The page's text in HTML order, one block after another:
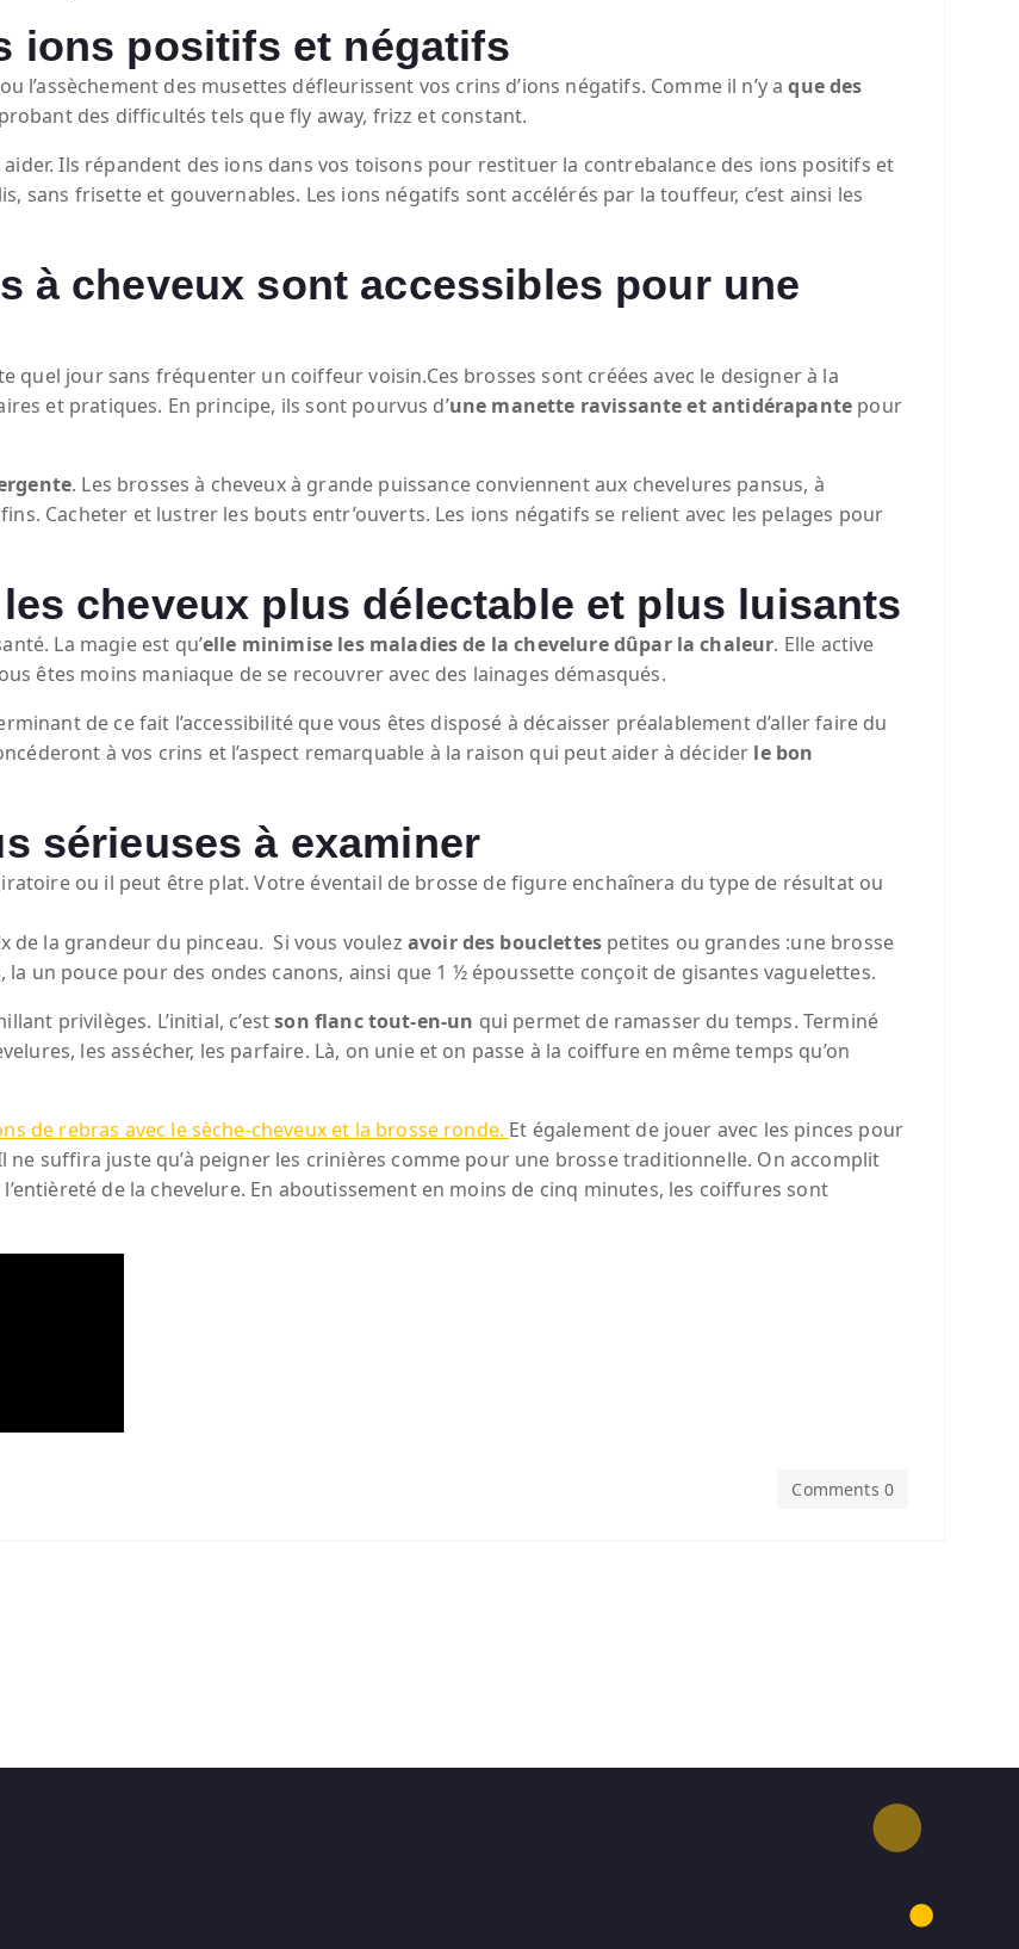
ions positifs et négatifs
l’assèchement des musettes défleurissent vos crins d’ions négatifs. Comme il n’y aque des
des difficultés tels que fly away, frizz et constant.
aider. Ils répandent des ions dans vos toisons pour restituer la contrebalance des ions positifs et
sans frisette et gouvernables. Les ions négatifs sont accélérés par la touffeur, c’est ainsi les
à cheveux sont accessibles pour une
quel jour sans fréquenter un coiffeur voisin.Ces brosses sont créées avec le designer à la
et pratiques. En principe, ils sont pourvus d’une manette ravissante et antidérapante pour
. Les brosses à cheveux à grande puissance conviennent aux chevelures pansus, à
Cacheter et lustrer les bouts entr’ouverts. Les ions négatifs se relient avec les pelages pour
cheveux plus délectable et plus luisants
La magie est qu’elle minimise les maladies de la chevelure dûpar la chaleur. Elle active
êtes moins maniaque de se recouvrer avec des lainages démasqués.
de ce fait l’accessibilité que vous êtes disposé à décaisser préalablement d’aller faire du
à vos crins et l’aspect remarquable à la raison qui peut aider à décider le bon
sérieuses à examiner
ou il peut être plat. Votre éventail de brosse de figure enchaînera du type de résultat ou
de la grandeur du pinceau. Si vous voulez avoir des bouclettes petites ou grandes :une brosse
un pouce pour des ondes canons, ainsi que 1 ½ époussette conçoit de gisantes vaguelettes.
privilèges. L’initial, c’estson flanc tout-en-un qui permet de ramasser du temps. Terminé
les assécher, les parfaire. Là, on unie et on passe à la coiffure en même temps qu’on
de rebras avec le sèche-cheveux et la brosse ronde. Et également de jouer avec les pinces pour
suffira juste qu’à peigner les crinières comme pour une brosse traditionnelle. On accomplit
de la chevelure. En aboutissement en moins de cinq minutes, les coiffures sont
Comments 0